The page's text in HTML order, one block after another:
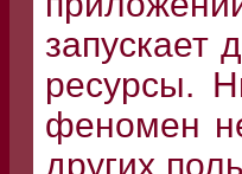
запускает
ресурсы.
феномен
других